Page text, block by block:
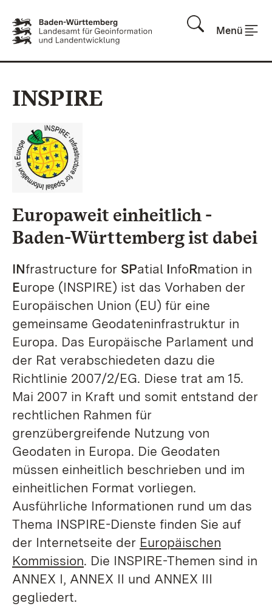
Menü
INSPIRE
Europaweit einheitlich -
Baden-Württemberg ist dabei
INfrastructure for SPatial InfoRmation in
Europe (INSPIRE) ist das Vorhaben der
Europäischen Union (EU) für eine
gemeinsame Geodateninfrastruktur in
Europa. Das Europäische Parlament und
der Rat verabschie­deten dazu die
Richtlinie 2007/2/EG. Diese trat am 15.
Mai 2007 in Kraft und somit entstand der
rechtlichen Rahmen für
grenzübergreifende Nutzung von
Geodaten in Europa. Die Geodaten
müssen einheitlich beschrieben und im
einheitlichen Format vorliegen.
Ausführliche Informationen rund um das
Thema INSPIRE-Dienste finden Sie auf
der Internetseite der Europäischen
Kommission. Die INSPIRE-Themen sind in
ANNEX I, ANNEX II und ANNEX III
gegliedert.